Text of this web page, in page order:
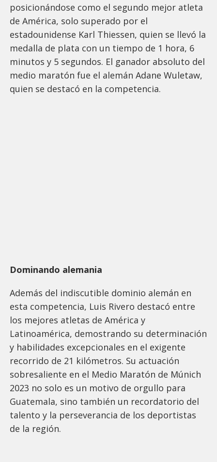
posicionándose como el segundo mejor atleta
de América, solo superado por el
estadounidense Karl Thiessen, quien se llevó la
medalla de plata con un tiempo de 1 hora, 6
minutos y 5 segundos. El ganador absoluto del
medio maratón fue el alemán Adane Wuletaw,
quien se destacó en la competencia.
Dominando alemania
Además del indiscutible dominio alemán en
esta competencia, Luis Rivero destacó entre
los mejores atletas de América y
Latinoamérica, demostrando su determinación
y habilidades excepcionales en el exigente
recorrido de 21 kilómetros. Su actuación
sobresaliente en el Medio Maratón de Múnich
2023 no solo es un motivo de orgullo para
Guatemala, sino también un recordatorio del
talento y la perseverancia de los deportistas
de la región.